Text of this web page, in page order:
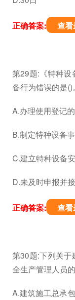
正确答案: 查
第29题:《特种设
备行为错误的是()。
A.办理使用登记的
B.制定特种设备
C.建立特种设备
D.未及时申报并
正确答案: 查
第30题:下列关于
全生产管理人员
A.建筑施工总承